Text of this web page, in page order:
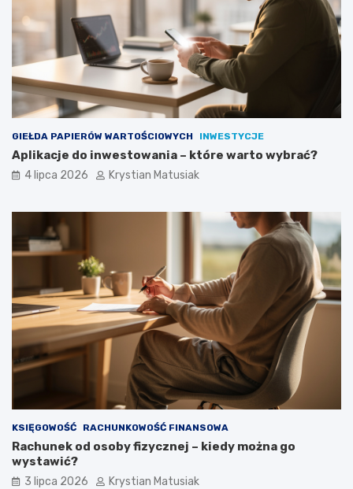
GIEŁDA PAPIERÓW WARTOŚCIOWYCH INWESTYCJE
Aplikacje do inwestowania – które warto wybrać?
4 lipca 2026 Krystian Matusiak
KSIĘGOWOŚĆ RACHUNKOWOŚĆ FINANSOWA
Rachunek od osoby fizycznej – kiedy można go
wystawić?
3 lipca 2026 Krystian Matusiak